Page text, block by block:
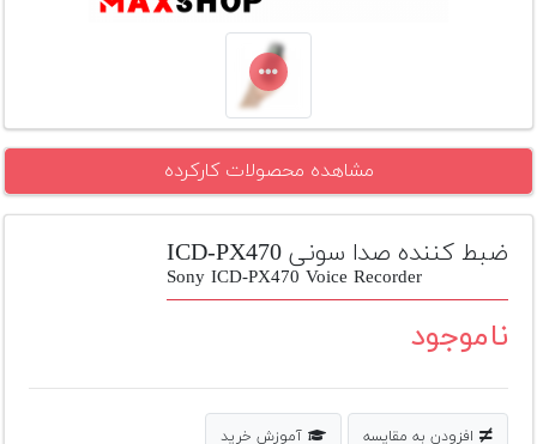
افزودن
دست
دوم
لیست
قیمت
دوربین
مشاهده محصولات کارکرده
ضبط کننده صدا سونی ICD-PX470
Sony ICD-PX470 Voice Recorder
ناموجود
افزودن به مقایسه آموزش خرید